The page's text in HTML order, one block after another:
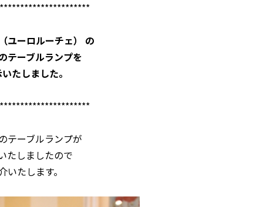
ユーロルーチェ） の
テーブルランプを
たしました。
テーブルランプが
たしましたので
いたします。